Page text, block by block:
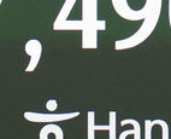
807.66 개장
6306.33 개장
통과…"집회·시위"
오전 비